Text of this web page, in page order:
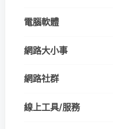
電腦軟體
網路大小事
網路社群
線上工具/服務